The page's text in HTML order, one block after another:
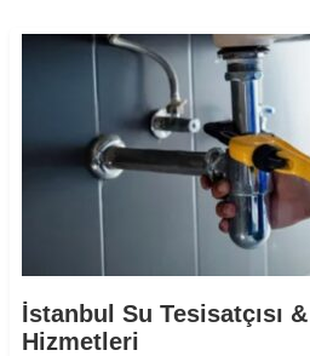
İstanbul Su Tesisatçısı
Hizmetleri